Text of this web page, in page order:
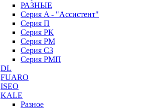
РАЗНЫЕ
Серия A - "Ассистент"
Серия П
Серия РК
Серия РМ
Серия С3
Серия РМП
DL
FUARO
ISEO
KALE
Разное